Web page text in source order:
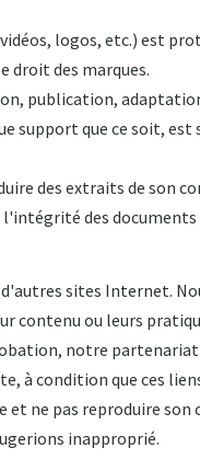
logos, etc.) est
des marques.
publication,
support que ce soit,
des extraits de son
des
sites Internet.
contenu ou leurs
notre
à condition que ces
ne pas reproduire
inapproprié.